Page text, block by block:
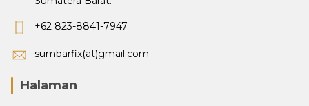
+62 823-8841-7947
sumbarfix(at)gmail.com
Halaman